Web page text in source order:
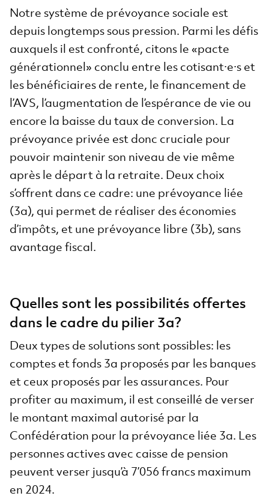
Notre système de prévoyance sociale est
depuis longtemps sous pression. Parmi les défis
auxquels il est confronté, citons le «pacte
générationnel» conclu entre les cotisant·e·s et
les bénéficiaires de rente, le financement de
l’AVS, l’augmentation de l’espérance de vie ou
encore la baisse du taux de conversion. La
prévoyance privée est donc cruciale pour
pouvoir maintenir son niveau de vie même
après le départ à la retraite. Deux choix
s’offrent dans ce cadre: une prévoyance liée
(3a), qui permet de réaliser des économies
d’impôts, et une prévoyance libre (3b), sans
avantage fiscal.
Quelles sont les possibilités offertes
dans le cadre du pilier 3a?
Deux types de solutions sont possibles: les
comptes et fonds 3a proposés par les banques
et ceux proposés par les assurances. Pour
profiter au maximum, il est conseillé de verser
le montant maximal autorisé par la
Confédération pour la prévoyance liée 3a. Les
personnes actives avec caisse de pension
peuvent verser jusqu’à 7’056 francs maximum
en 2024.